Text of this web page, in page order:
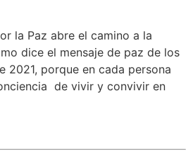
la Paz abre el camino a la
dice el mensaje de paz de los
2021, porque en cada persona
de vivir y convivir en